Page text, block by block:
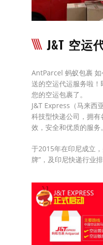
马来西亚邮寄到新加坡
转运流程
常见问题 FAQ
精选文章
敏感货查询大全
台湾快递查询 | 包裹查詢
Antparcel Hub 分行
J&T 空运
AntParcel 蚂蚁包裹
送的空运代运服务啦！
您的空运包裹了。
J&T Express（马来西
科技型快递公司，拥
效，安全和优质的服务。
于2015年在印尼成立
牌”，及印尼快递行业